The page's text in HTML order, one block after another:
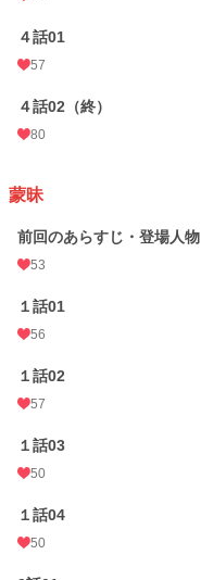
４話01
57
４話02（終）
80
蒙昧
前回のあらすじ・登場人物
53
１話01
56
１話02
57
１話03
50
１話04
50